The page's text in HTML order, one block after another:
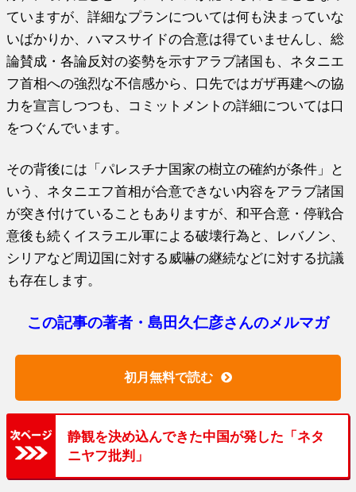
ていますが、詳細なプランについては何も決まっていな
いばかりか、ハマスサイドの合意は得ていませんし、総
論賛成・各論反対の姿勢を示すアラブ諸国も、ネタニエ
フ首相への強烈な不信感から、口先ではガザ再建への協
力を宣言しつつも、コミットメントの詳細については口
をつぐんでいます。
その背後には「パレスチナ国家の樹立の確約が条件」と
いう、ネタニエフ首相が合意できない内容をアラブ諸国
が突き付けていることもありますが、和平合意・停戦合
意後も続くイスラエル軍による破壊行為と、レバノン、
シリアなど周辺国に対する威嚇の継続などに対する抗議
も存在します。
この記事の著者・島田久仁彦さんのメルマガ
初月無料で読む
静観を決め込んできた中国が発した「ネタ
ニヤフ批判」